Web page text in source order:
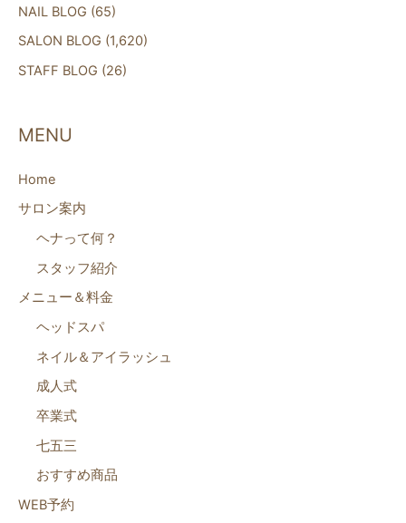
NAIL BLOG (65)
SALON BLOG (1,620)
STAFF BLOG (26)
MENU
Home
サロン案内
ヘナって何？
スタッフ紹介
メニュー＆料金
ヘッドスパ
ネイル＆アイラッシュ
成人式
卒業式
七五三
おすすめ商品
WEB予約